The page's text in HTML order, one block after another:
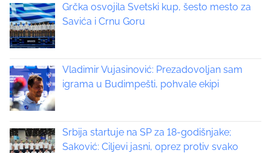
t
o
n
:
s
n
a
v
i
g
Grčka osvojila Svetski kup, šesto mesto za
Savića i Crnu Goru
Vladimir Vujasinović: Prezadovoljan sam
igrama u Budimpešti, pohvale ekipi
Srbija startuje na SP za 18-godišnjake;
Saković: Ciljevi jasni, oprez protiv svako